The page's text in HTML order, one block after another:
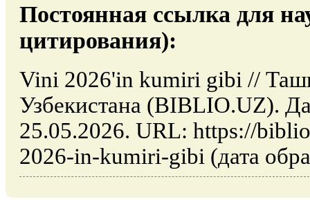
Постоянная ссылка для
цитирования):
Vini 2026'in kumiri gibi //
Узбекистана (BIBLIO.UZ).
25.05.2026. URL: https://
2026-in-kumiri-gibi (дата